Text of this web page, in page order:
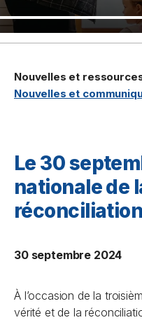
Nouvelles et
Nouvelles et
Le 30
nationale de
réconciliation
30 septembre 2024
À l’occasion de la
vérité et de la